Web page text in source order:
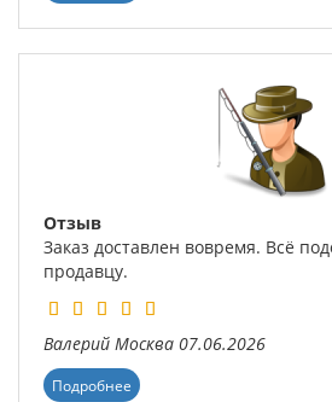
Отзыв
Заказ доставлен вовремя. Всё
продавцу.
Валерий Москва 07.06.2026
Подробнее